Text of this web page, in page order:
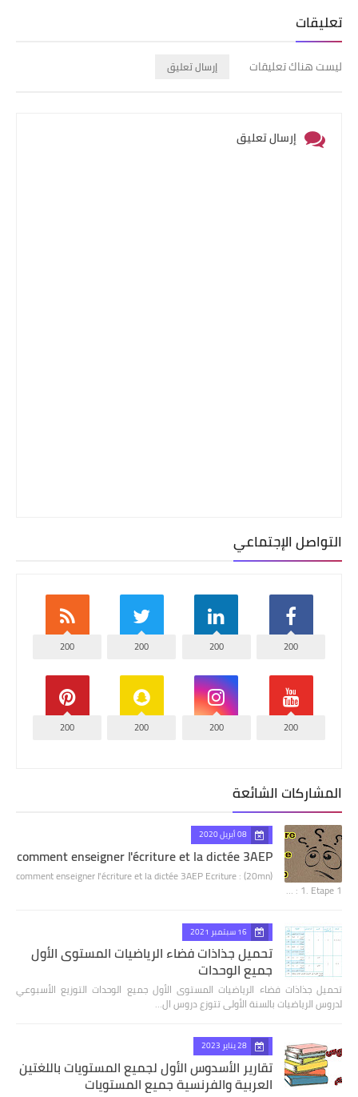
تعليقات
ليست هناك تعليقات إرسال تعليق
إرسال تعليق
التواصل الإجتماعي
200
200
200
200
200
200
200
200
المشاركات الشائعة
08 أبريل 2020
comment enseigner l'écriture et la dictée 3AEP
comment enseigner l'écriture et la dictée 3AEP Ecriture : (20mn)
1. Etape 1 : …
16 سبتمبر 2021
تحميل جذاذات فضاء الرياضيات المستوى الأول
جميع الوحدات
تحميل جذاذات فضاء الرياضيات المستوى الأول جميع الوحدات التوزيع الأسبوعي
لدروس الرياضيات بالسنة الأولى تتوزع دروس ال…
28 يناير 2023
تقارير الأسدوس الأول لجميع المستويات باللغتين
العربية والفرنسية جميع المستويات